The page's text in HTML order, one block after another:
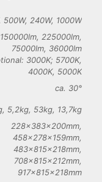
500W, 240W, 1000W
150000lm, 225000lm,
75000lm, 36000lm
3000K; 5700K,
4000K, 5000K
ca. 30°
5,2kg, 53kg, 13,7kg
228x383x200mm,
458x278x159mm,
483x815x218mm,
708x815x212mm,
917x815x218mm